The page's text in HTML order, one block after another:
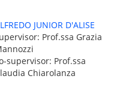
JUNIOR D'ALISE
Prof.ssa Grazia
supervisor: Prof.ssa
Chiarolanza